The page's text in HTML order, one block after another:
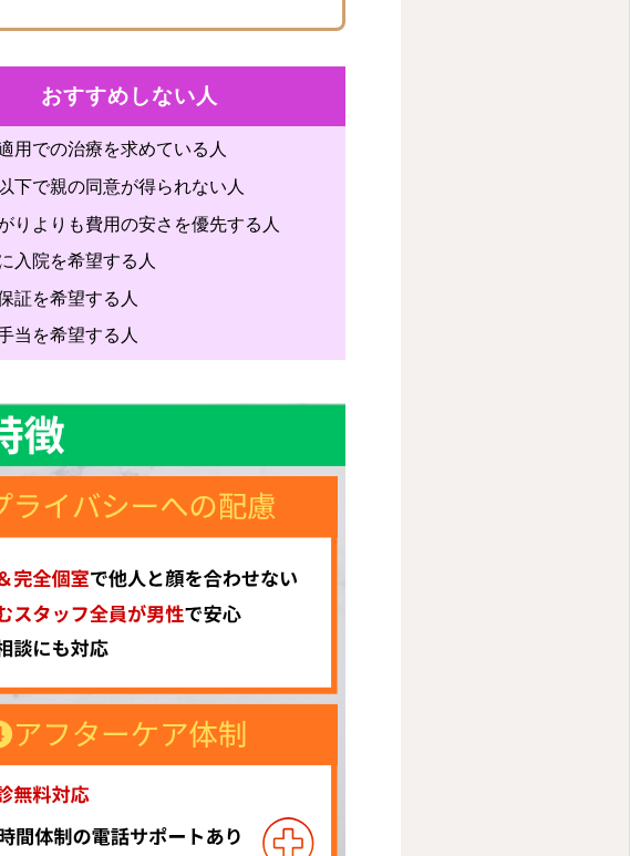
おすすめしない人
用での治療を求めている人
下で親の同意が得られない人
りよりも費用の安さを優先する人
入院を希望する人
証を希望する人
当を希望する人